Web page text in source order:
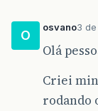
O
osvano3
Olá
Criei
rodando